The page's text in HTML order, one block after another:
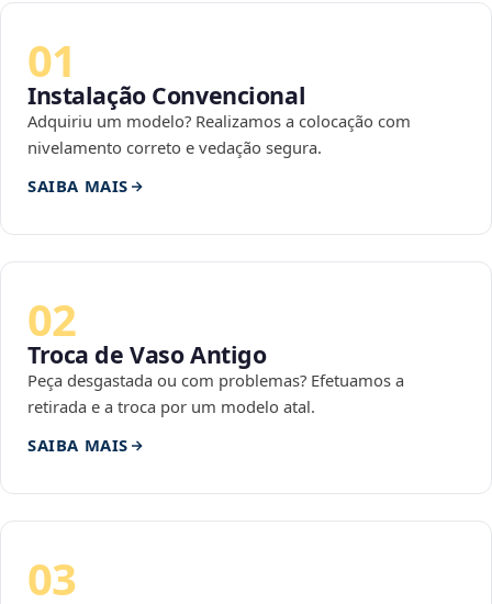
01
Instalação Convencional
Adquiriu um modelo? Realizamos a colocação com
nivelamento correto e vedação segura.
SAIBA MAIS
02
Troca de Vaso Antigo
Peça desgastada ou com problemas? Efetuamos a
retirada e a troca por um modelo atal.
SAIBA MAIS
03